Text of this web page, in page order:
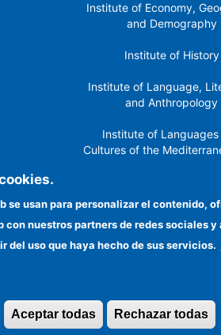
Institute of Economy,
and Demography
Institute of History
Institute of Language,
and Anthropology
Institute of Languages
Cultures of the
Institute of
Institute of Public
Goods
derechos reservados
se usan para personalizar el
con nuestros partners de redes
del uso que haya hecho de sus servicios.
Rechazar todas
Aceptar todas